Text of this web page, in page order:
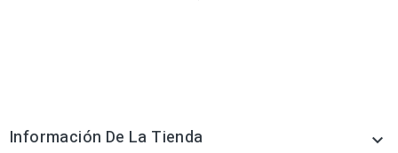
Información De La Tienda 